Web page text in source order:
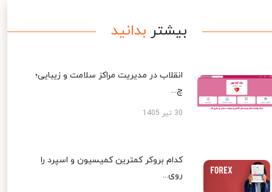
بیشتر بدانید
انقلاب در مدیریت مراکز سلامت و زیبایی؛
چ...
30 تیر 1405
کدام بروکر کمترین کمیسیون و اسپرد را
روی...